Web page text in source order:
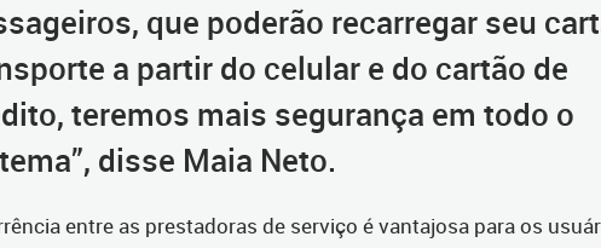
que poderão recarregar seu
a partir do celular e do cartão de
teremos mais segurança em todo o
disse Maia Neto.
entre as prestadoras de serviço é vantajosa para os